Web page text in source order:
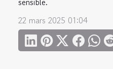
22 mars 2025 01:04